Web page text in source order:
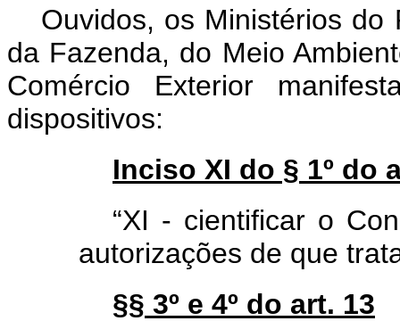
Ouvidos, os Ministérios do
da Fazenda, do Meio
Comércio Exterior
dispositivos:
Inciso XI do § 1º do
“XI - cientificar o
autorizações de que
§§ 3º e 4º do art. 13